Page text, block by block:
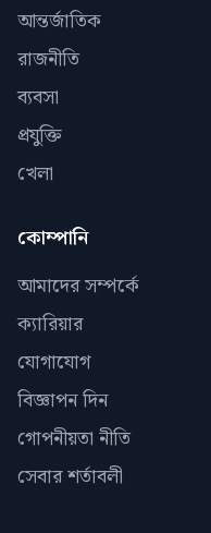
আন্তর্জাতিক
রাজনীতি
ব্যবসা
প্রযুক্তি
খেলা
কোম্পানি
আমাদের সম্পর্কে
ক্যারিয়ার
যোগাযোগ
বিজ্ঞাপন দিন
গোপনীয়তা নীতি
সেবার শর্তাবলী